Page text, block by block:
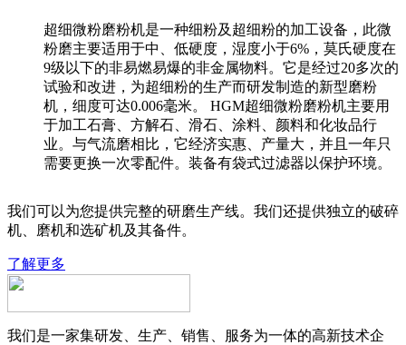
超细微粉磨粉机是一种细粉及超细粉的加工设备，此微
粉磨主要适用于中、低硬度，湿度小于6%，莫氏硬度在
9级以下的非易燃易爆的非金属物料。它是经过20多次的
试验和改进，为超细粉的生产而研发制造的新型磨粉
机，细度可达0.006毫米。 HGM超细微粉磨粉机主要用
于加工石膏、方解石、滑石、涂料、颜料和化妆品行
业。与气流磨相比，它经济实惠、产量大，并且一年只
需要更换一次零配件。装备有袋式过滤器以保护环境。
我们可以为您提供完整的研磨生产线。我们还提供独立的破碎
机、磨机和选矿机及其备件。
了解更多
我们是一家集研发、生产、销售、服务为一体的高新技术企